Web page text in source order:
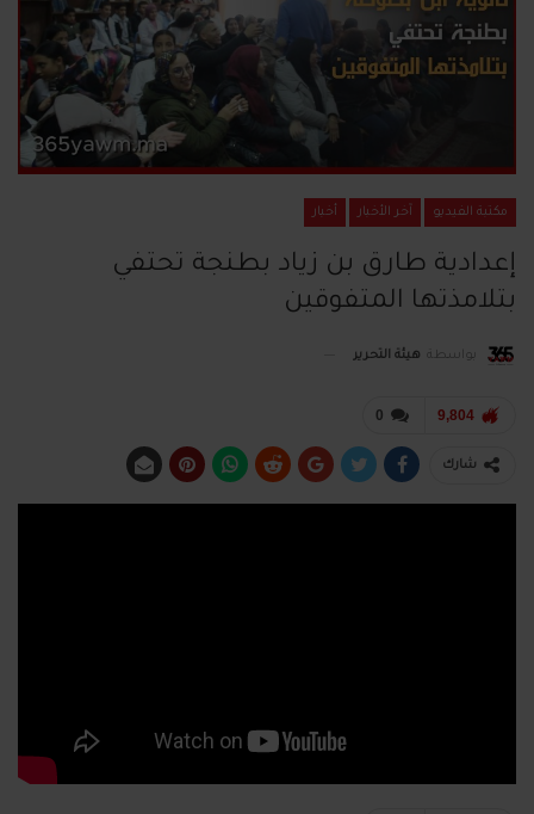
مكتبة الفيديو آخر الأخبار أخبار
إعدادية طارق بن زياد بطنجة تحتفي
بتلامذتها المتفوقين
بواسطة هيئة التحرير
0 9,804
شارك